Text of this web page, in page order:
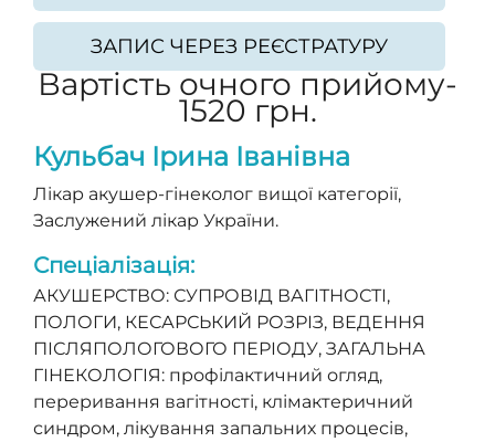
ЗАПИС ЧЕРЕЗ РЕЄСТРАТУРУ
Вартість очного прийому-
1520 грн.
Кульбач Ірина Іванівна
Лікар акушер-гінеколог вищої категорії,
Заслужений лікар України.
Спеціалізація:
АКУШЕРСТВО: СУПРОВІД ВАГІТНОСТІ,
ПОЛОГИ, КЕСАРСЬКИЙ РОЗРІЗ, ВЕДЕННЯ
ПІСЛЯПОЛОГОВОГО ПЕРІОДУ, ЗАГАЛЬНА
ГІНЕКОЛОГІЯ: профілактичний огляд,
переривання вагітності, клімактеричний
синдром, лікування запальних процесів,